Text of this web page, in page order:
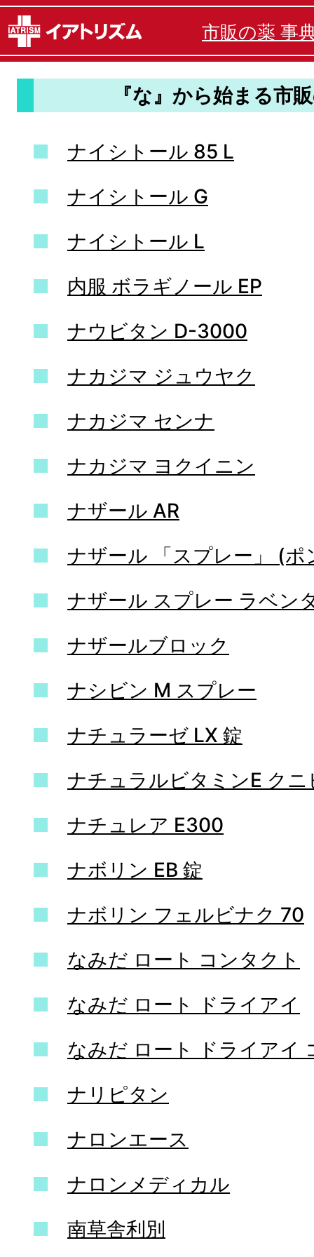
市販の薬 事
『な』から始まる市
ナイシトール 85 L
ナイシトール G
ナイシトール L
内服 ボラギノール EP
ナウビタン D-3000
ナカジマ ジュウヤク
ナカジマ センナ
ナカジマ ヨクイニン
ナザール AR
ナザール 「スプレー」 (ポ
ナザール スプレー ラベン
ナザールブロック
ナシビン M スプレー
ナチュラーゼ LX 錠
ナチュラルビタミンE クニ
ナチュレア E300
ナボリン EB 錠
ナボリン フェルビナク 70
なみだ ロート コンタクト
なみだ ロート ドライアイ
なみだ ロート ドライアイ
ナリピタン
ナロンエース
ナロンメディカル
南草舎利別